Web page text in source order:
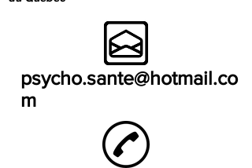
psycho.sante@hotmail.co
m